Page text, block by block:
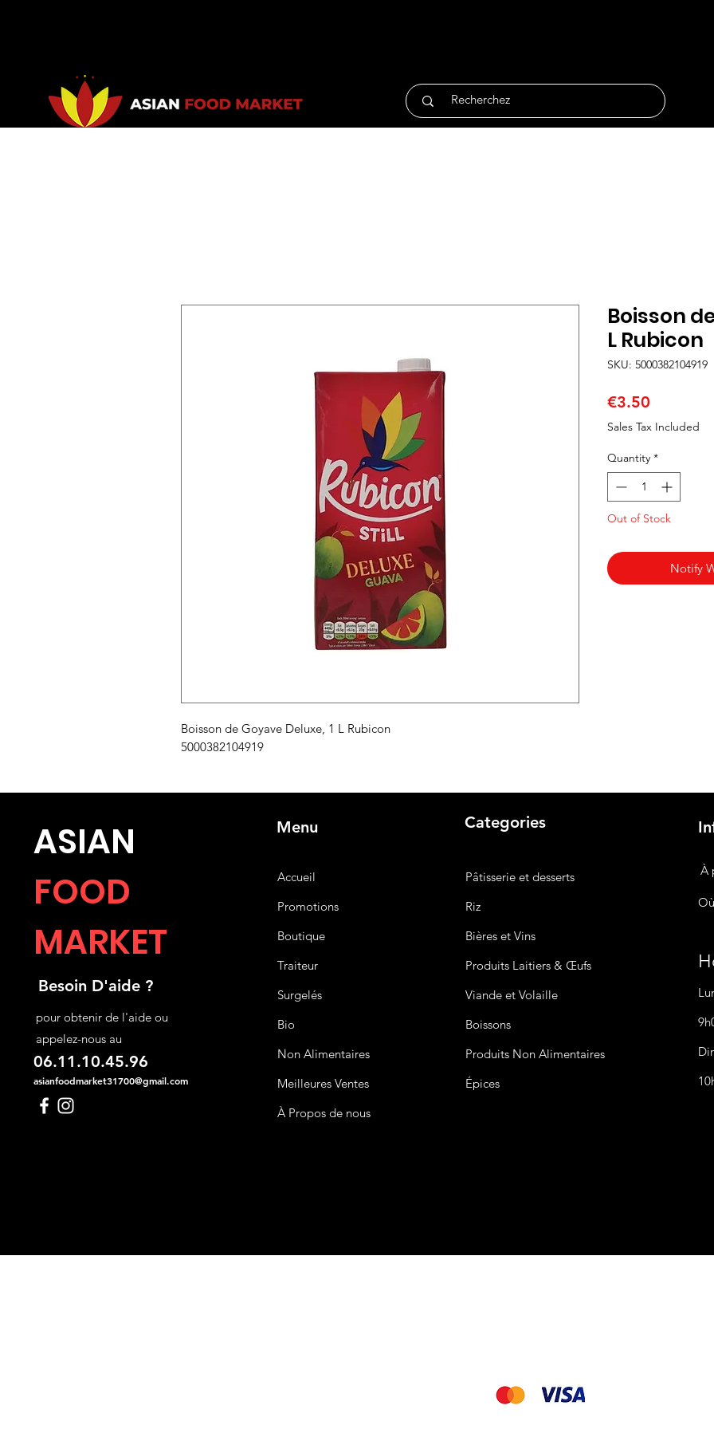
Boisson de Goyave Deluxe, 1 L Rubicon
5000382104919
Boisson
L Rubicon
SKU: 5000382104919
€3.50
Sales Tax Included
Quantity *
Out of Stock
Notify
ASIAN
FOOD
MARKET
Besoin D'aide ?
pour obtenir de l'aide ou
appelez-nous au
06.11.10.45.96
asianfoodmarket31700@gmail.com
Menu
Accueil
Promotions
Boutique
Traiteur
Surgelés
Bio
Non Alimentaires
Meilleures Ventes
À Propos de nous
Categories
Pâtisserie et desserts
Riz
Bièreset Vins
Produits Laitiers & Œufs
Viande et Volaille
Boissons
Produits Non Alimentaires
Épices
À